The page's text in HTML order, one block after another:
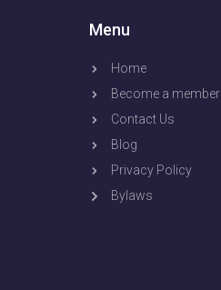
Menu
Home
Become a member
Contact Us
Blog
Privacy Policy
Bylaws